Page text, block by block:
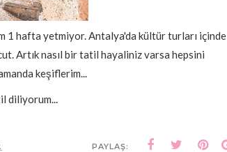
1 hafta yetmiyor. Antalya'da kültür turları içinde
Artık nasıl bir tatil hayaliniz varsa hepsini
keşiflerim...
diliyorum...
PAYLAŞ: